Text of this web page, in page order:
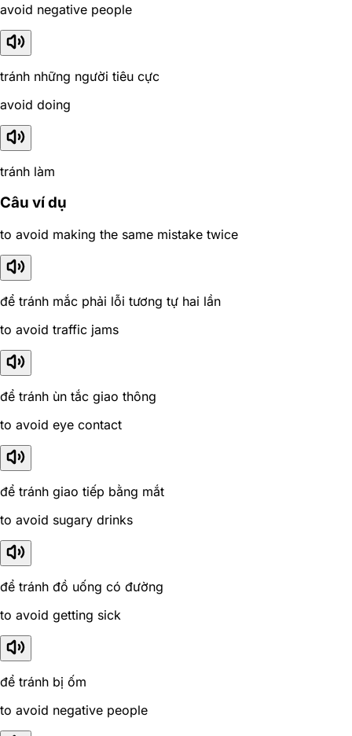
avoid negative people
tránh những người tiêu cực
avoid doing
tránh làm
Câu ví dụ
to avoid making the same mistake twice
để tránh mắc phải lỗi tương tự hai lần
to avoid traffic jams
để tránh ùn tắc giao thông
to avoid eye contact
để tránh giao tiếp bằng mắt
to avoid sugary drinks
để tránh đồ uống có đường
to avoid getting sick
để tránh bị ốm
to avoid negative people